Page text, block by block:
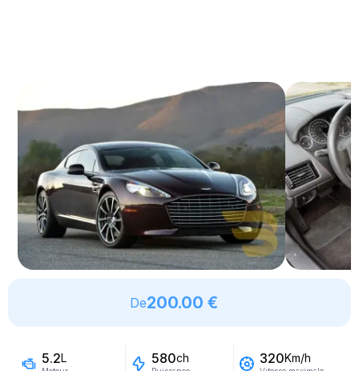
De200.00 €
5.2L 580ch 320Km/h